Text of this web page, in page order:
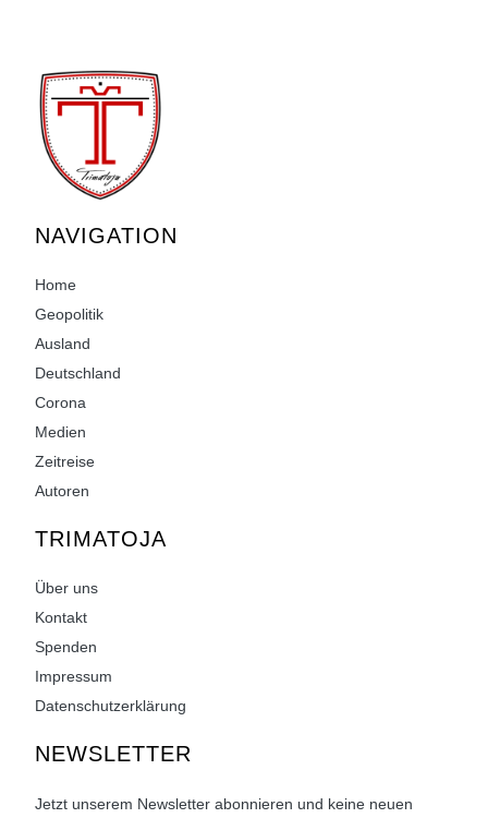
NAVIGATION
Home
Geopolitik
Ausland
Deutschland
Corona
Medien
Zeitreise
Autoren
TRIMATOJA
Über uns
Kontakt
Spenden
Impressum
Datenschutzerklärung
NEWSLETTER
Jetzt unserem Newsletter abonnieren und keine neuen